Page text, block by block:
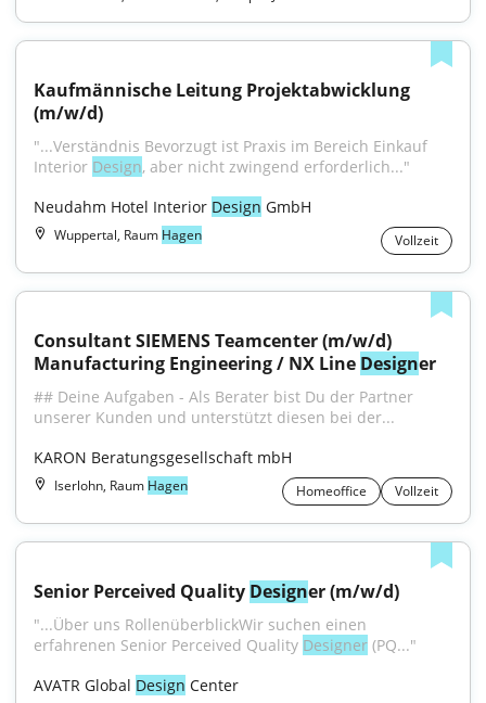
Kaufmännische Leitung Projektabwicklung
(m/w/d)
"...Verständnis Bevorzugt ist Praxis im Bereich Einkauf
Interior Design, aber nicht zwingend erforderlich..."
Neudahm Hotel Interior Design GmbH
Wuppertal, Raum Hagen Vollzeit
Consultant SIEMENS Teamcenter (m/w/d)
Manufacturing Engineering / NX Line Designer
## Deine Aufgaben - Als Berater bist Du der Partner
unserer Kunden und unterstützt diesen bei der...
KARON Beratungsgesellschaft mbH
Iserlohn, Raum Hagen Homeoffice Vollzeit
Senior Perceived Quality Designer (m/w/d)
"...Über uns RollenüberblickWir suchen einen
erfahrenen Senior Perceived Quality Designer (PQ..."
AVATR Global Design Center